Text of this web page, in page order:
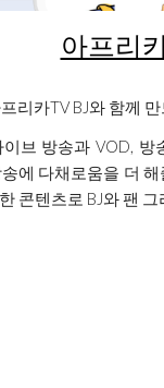
아프리
리카TV BJ와 함께
이브 방송과 VOD,
에 다채로움을 더
콘텐츠로 BJ와 팬